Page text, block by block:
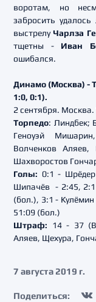
воротам, но
забросить
выстрелуЧарлза
тщетны - Иван
ошибался.
Динамо (Москва) -
1:0, 0:1).
2 сентября.
Торпедо: Линдбек;
Геноуэй
Волченков Аляев,
Шахворостов
Голы: 0:1 -
Шипачёв - 2:45, 2:1
(бол.), 3:1 -
51:09 (бол.)
Штраф: 14 - 37
Аляев, Щехура,
7 августа 2019 г.
Поделиться: